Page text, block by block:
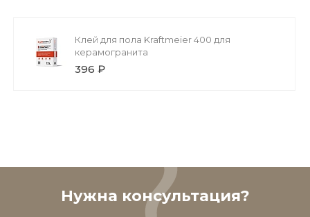
Клей для пола Kraftmeier 400 для
керамогранита
396 ₽
Нужна консультация?